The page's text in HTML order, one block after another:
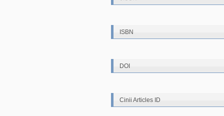
ISBN
DOI
Cinii Articles ID